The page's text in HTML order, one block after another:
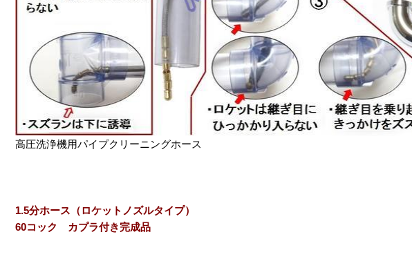
高圧洗浄機用パイプクリーニングホース
1.5分ホース（ロケットノズルタイプ）
60コック カプラ付き完成品